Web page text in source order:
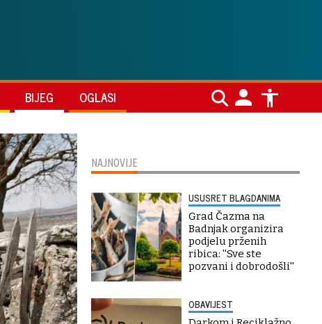
BIJEG OGLASI
NAJNOVIJE
USUSRET BLAGDANIMA
Grad Čazma na
Badnjak organizira
podjelu prženih
ribica: ''Sve ste
pozvani i dobrodošli''
OBAVIJEST